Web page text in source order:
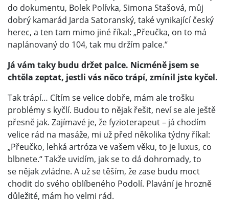
do dokumentu, Bolek Polívka, Simona Stašová, můj
dobrý kamarád Jarda Satoranský, také vynikající český
herec, a ten tam mimo jiné říkal: „Přeučka, on to má
naplánovaný do 104, tak mu držím palce.“
Já vám taky budu držet palce. Nicméně jsem se
chtěla zeptat, jestli vás něco trápí, zmínil jste kyčel.
Tak trápí… Cítím se velice dobře, mám ale trošku
problémy s kyčlí. Budou to nějak řešit, neví se ale ještě
přesně jak. Zajímavé je, že fyzioterapeut – já chodím
velice rád na masáže, mi už před několika týdny říkal:
„Přeučko, lehká artróza ve vašem věku, to je luxus, co
blbnete.“ Takže uvidím, jak se to dá dohromady, to
se nějak zvládne. A už se těším, že zase budu moct
chodit do svého oblíbeného Podolí. Plavání je hrozně
důležité, mám ho velmi rád.